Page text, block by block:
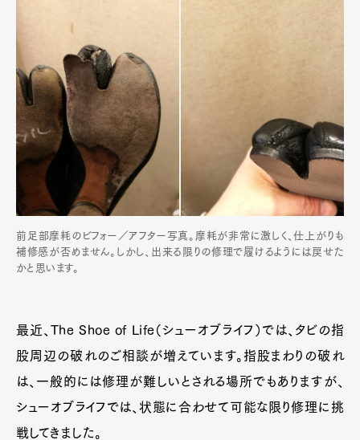
前足部摩耗のビフォー／アフター写真。摩耗が非常に激しく、仕上がりも
補修感が否めません。しかし、出来る限りの修理で履けるようには戻せた
かと思います。
最近、The Shoe of Life（シューオブライフ）では、タビの指
股周辺の破れのご相談が増えています。指股まわりの破れ
は、一般的には修理が難しいとされる場所でもありますが、
シューオブライフでは、状態に合わせて可能な限り修理に挑
戦してきました。